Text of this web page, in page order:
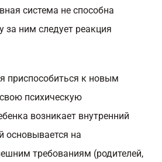
система не способна
за ним следует реакция
приспособиться к новым
психическую
возникает внутренний
основывается на
требованиям (родителей,